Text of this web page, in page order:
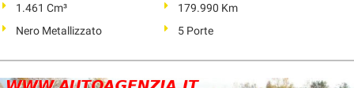
1.461 Cm³
179.990 Km
Nero Metallizzato
5 Porte